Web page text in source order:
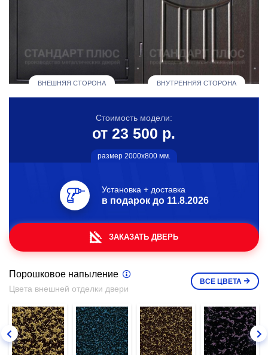
ВНЕШНЯЯ СТОРОНА ВНУТРЕННЯЯ СТОРОНА
Стоимость модели:
от 23 500 р.
размер 2000х800 мм.
Установка + доставка
в подарок до 11.8.2026
ЗАКАЗАТЬ ДВЕРЬ
Порошковое напыление
Цвета внешней отделки двери
ВСЕ ЦВЕТА